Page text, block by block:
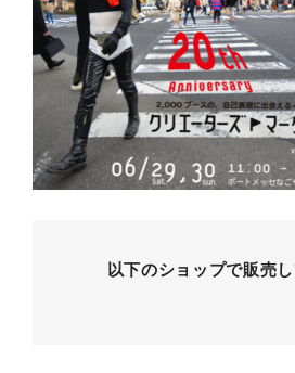
以下のショップで販売し